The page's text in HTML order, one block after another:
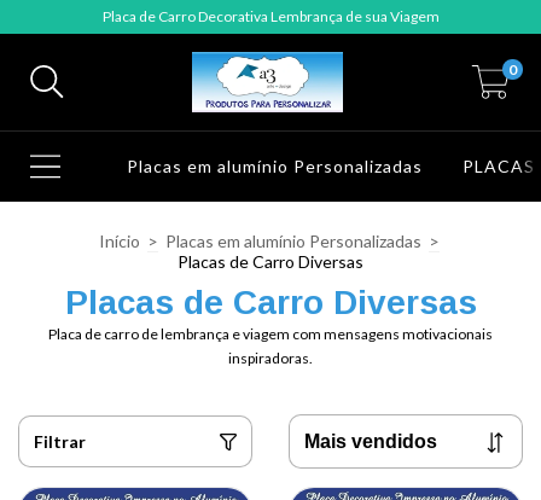
Placa de Carro Decorativa Lembrança de sua Viagem
0
Placas em alumínio Personalizadas PLACAS
Início > Placas em alumínio Personalizadas >
Placas de Carro Diversas
Placas de Carro Diversas
Placa de carro de lembrança e viagem com mensagens motivacionais
inspiradoras.
Filtrar